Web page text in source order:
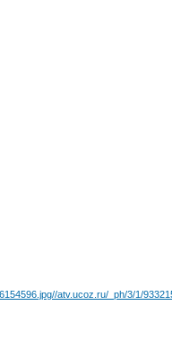
//atv.ucoz.ru/_ph/3/1/